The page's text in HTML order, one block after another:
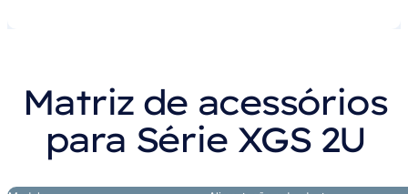
Matriz de acessórios
para Série XGS 2U